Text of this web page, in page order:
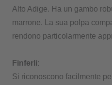
Alto Adige. Ha un gambo
marrone. La sua polpa
rendono particolarmente
Finferli:
Si riconoscono facilmente